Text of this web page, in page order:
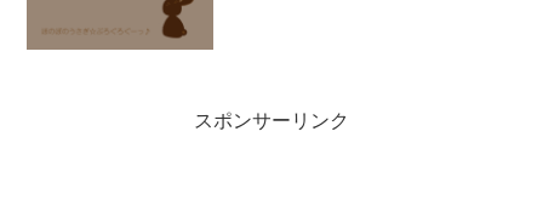
スポンサーリンク